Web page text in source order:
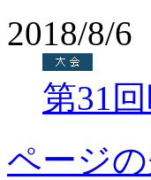
2018/8/6
第31
ページ